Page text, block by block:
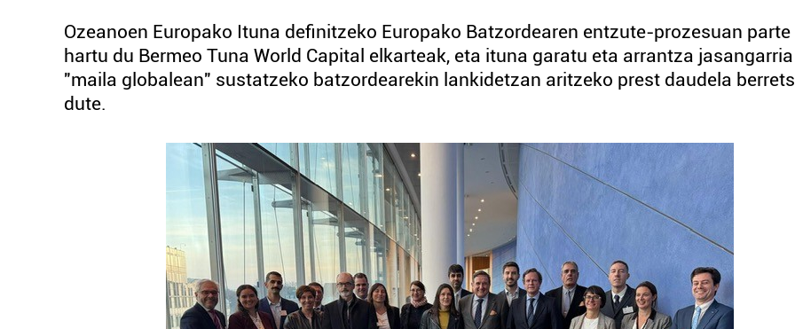
Ozeanoen Europako Ituna definitzeko Europako Batzordearen entzute-prozesuan parte
hartu du Bermeo Tuna World Capital elkarteak, eta ituna garatu eta arrantza jasangarria
"maila globalean" sustatzeko batzordearekin lankidetzan aritzeko prest daudela
dute.